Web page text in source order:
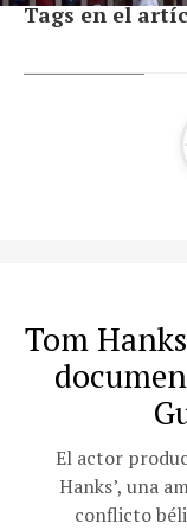
Tags en el
Tom
El actor
Hanks’, una
conflicto